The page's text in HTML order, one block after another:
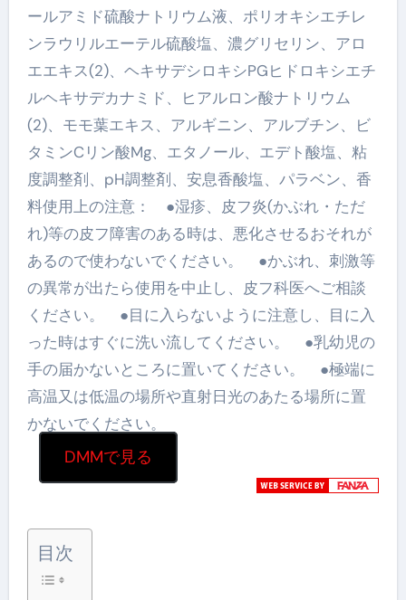
ールアミド硫酸ナトリウム液、ポリオキシエチレ
ンラウリルエーテル硫酸塩、濃グリセリン、アロ
エエキス(2)、ヘキサデシロキシPGヒドロキシエチ
ルヘキサデカナミド、ヒアルロン酸ナトリウム
(2)、モモ葉エキス、アルギニン、アルブチン、ビ
タミンCリン酸Mg、エタノール、エデト酸塩、粘
度調整剤、pH調整剤、安息香酸塩、パラベン、香
料使用上の注意： ●湿疹、皮フ炎(かぶれ・ただ
れ)等の皮フ障害のある時は、悪化させるおそれが
あるので使わないでください。 ●かぶれ、刺激等
の異常が出たら使用を中止し、皮フ科医へご相談
ください。 ●目に入らないように注意し、目に入
った時はすぐに洗い流してください。 ●乳幼児の
手の届かないところに置いてください。 ●極端に
高温又は低温の場所や直射日光のあたる場所に置
かないでください。
DMMで見る
目次